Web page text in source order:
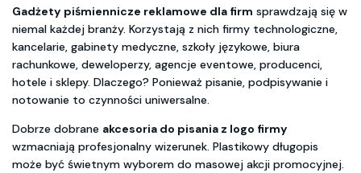
Gadżety piśmiennicze reklamowe dla firm sprawdzają się w
niemal każdej branży. Korzystają z nich firmy technologiczne,
kancelarie, gabinety medyczne, szkoły językowe, biura
rachunkowe, deweloperzy, agencje eventowe, producenci,
hotele i sklepy. Dlaczego? Ponieważ pisanie, podpisywanie i
notowanie to czynności uniwersalne.
Dobrze dobrane akcesoria do pisania z logo firmy
wzmacniają profesjonalny wizerunek. Plastikowy długopis
może być świetnym wyborem do masowej akcji promocyjnej.